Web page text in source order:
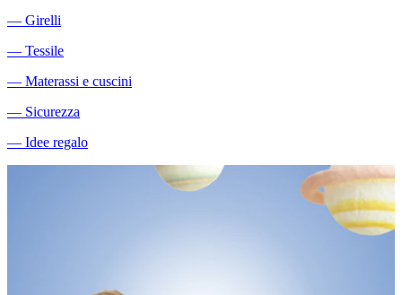
― Girelli
― Tessile
― Materassi e cuscini
― Sicurezza
― Idee regalo